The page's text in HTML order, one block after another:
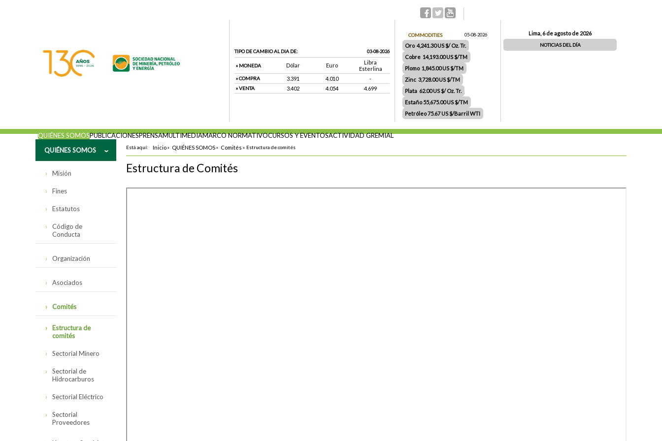
TIPO DE CAMBIO AL DIA DE: 03-08-2026
» MONEDA Dólar Euro
Libra
Esterlina
» COMPRA 3.391 4.010 -
» VENTA 3.402 4.054 4.699
COMMODITIES 05-08-2026
Oro 4,241.30 US $/ Oz. Tr.
Cobre 14,193.00 US $/TM
Plomo 1,845.00 US $/TM
Zinc 3,728.00 US $/TM
Plata 62.00 US $/ Oz. Tr.
Estaño 55,675.00 US $/TM
Petróleo 75.67 US $/Barril WTI
Lima, 6 de agosto de 2026
NOTICIAS DEL DÍA
QUIÉNES SOMOSPUBLICACIONESPRENSAMULTIMEDIAMARCO NORMATIVOCURSOS Y EVENTOSACTIVIDAD GREMIAL
QUIÉNES SOMOS
Misión
Fines
Estatutos
Código de
Conducta
Reseña del Código
de Conducta
Código de
Contexto
Encuesta de
Seguimiento 2023
Organización
Directorio
Personal SNMPE
Asociados
Minería
Electricidad
Servicios
Cómo asociarse
Comités
Estructura de
comités
Sectorial Minero
Sectorial de
Hidrocarburos
Sectorial Eléctrico
Sectorial
Proveedores
Está aquí: Inicio» QUIÉNES SOMOS» Comités » Estructura de comités
Estructura de Comités